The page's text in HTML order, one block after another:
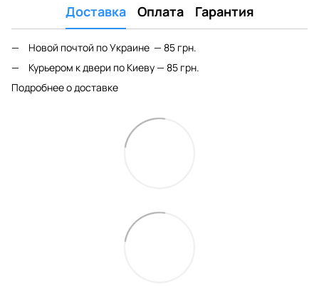
Доставка Оплата Гарантия
Новой почтой по Украине — 85 грн.
Курьером к двери по Киеву — 85 грн.
Подробнее о доставке